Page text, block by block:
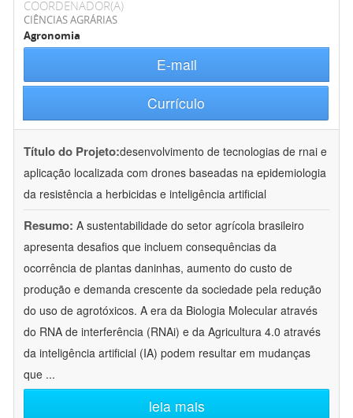
COORDENADOR(A)
CIÊNCIAS AGRÁRIAS
Agronomia
E-mail
Currículo
Título do Projeto:desenvolvimento de tecnologias de rnai e
aplicação localizada com drones baseadas na epidemiologia
da resistência a herbicidas e inteligência artificial
Resumo: A sustentabilidade do setor agrícola brasileiro
apresenta desafios que incluem consequências da
ocorrência de plantas daninhas, aumento do custo de
produção e demanda crescente da sociedade pela redução
do uso de agrotóxicos. A era da Biologia Molecular através
do RNA de interferência (RNAi) e da Agricultura 4.0 através
da inteligência artificial (IA) podem resultar em mudanças
que ...
leia mais